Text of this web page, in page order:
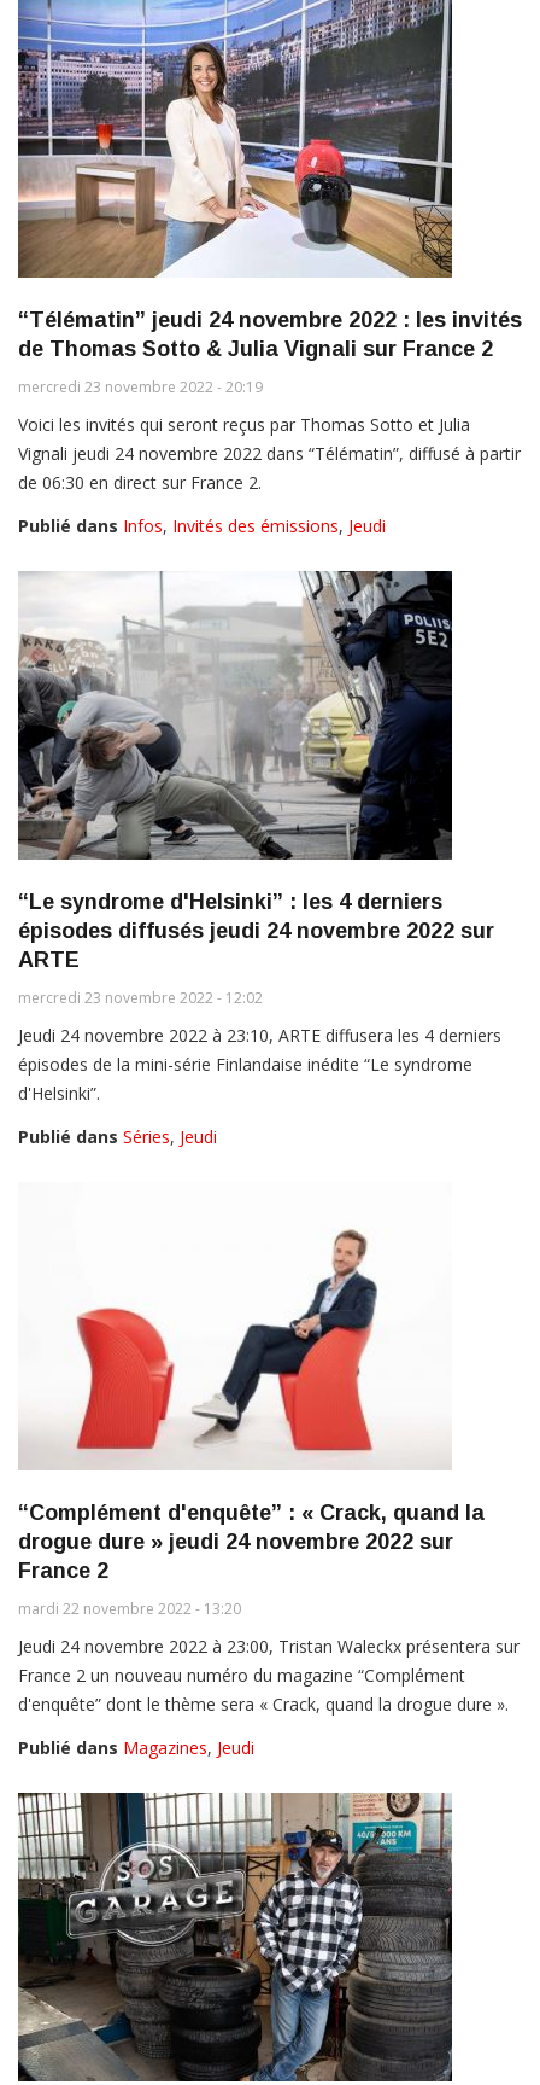
“Télématin” jeudi 24 novembre 2022 : les invités
de Thomas Sotto & Julia Vignali sur France 2
mercredi 23 novembre 2022 - 20:19
Voici les invités qui seront reçus par Thomas Sotto et Julia
Vignali jeudi 24 novembre 2022 dans “Télématin”, diffusé à partir
de 06:30 en direct sur France 2.
Publié dans Infos, Invités des émissions, Jeudi
“Le syndrome d'Helsinki” : les 4 derniers
épisodes diffusés jeudi 24 novembre 2022 sur
ARTE
mercredi 23 novembre 2022 - 12:02
Jeudi 24 novembre 2022 à 23:10, ARTE diffusera les 4 derniers
épisodes de la mini-série Finlandaise inédite “Le syndrome
d'Helsinki”.
Publié dans Séries, Jeudi
“Complément d'enquête” : « Crack, quand la
drogue dure » jeudi 24 novembre 2022 sur
France 2
mardi 22 novembre 2022 - 13:20
Jeudi 24 novembre 2022 à 23:00, Tristan Waleckx présentera sur
France 2 un nouveau numéro du magazine “Complément
d'enquête” dont le thème sera « Crack, quand la drogue dure ».
Publié dans Magazines, Jeudi